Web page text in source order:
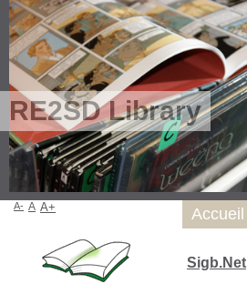
RE2SD Library
Sigb.Net
Accueil
A- A A+